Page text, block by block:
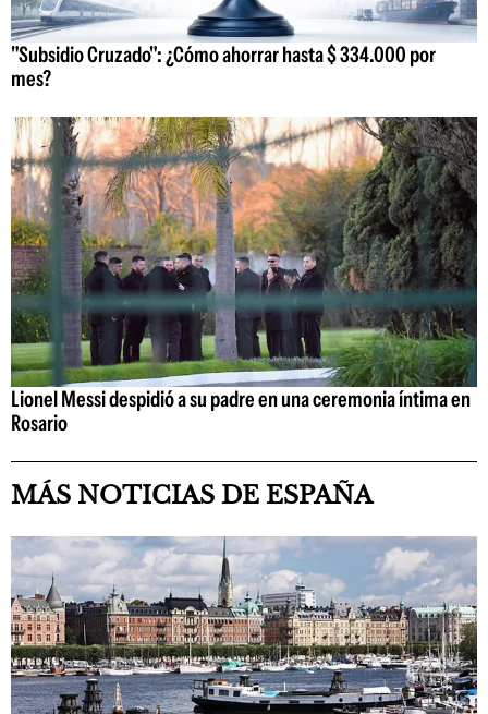
"Subsidio Cruzado": ¿Cómo ahorrar hasta $ 334.000 por
mes?
Lionel Messi despidió a su padre en una ceremonia íntima en
Rosario
MÁS NOTICIAS DE ESPAÑA